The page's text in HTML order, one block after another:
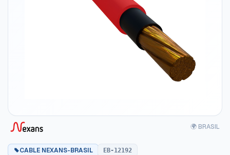
🌍 BRASIL
CABLE NEXANS-BRASIL EB-12192